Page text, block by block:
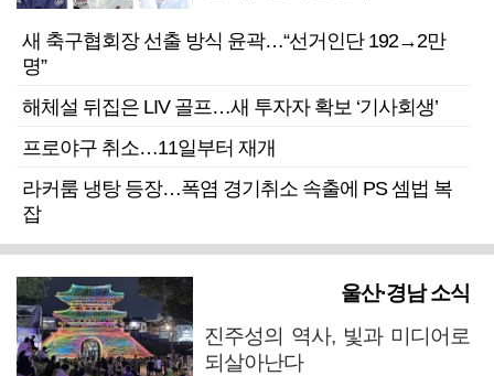
새 축구협회장 선출 방식 윤곽…“선거인단 192→2만
명”
해체설 뒤집은 LIV 골프…새 투자자 확보 ‘기사회생’
프로야구 취소…11일부터 재개
라커룸 냉탕 등장…폭염 경기취소 속출에 PS 셈법 복
잡
울산·경남 소식
진주성의 역사, 빛과 미디어로
되살아난다